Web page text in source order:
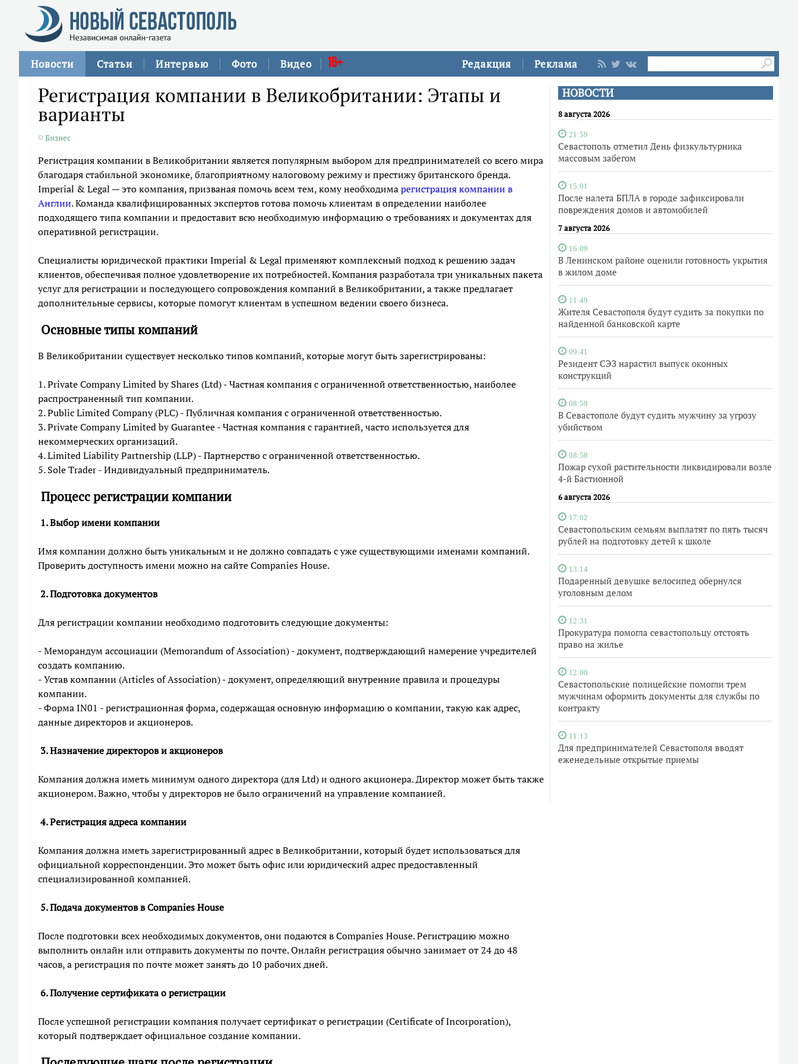
Редакция Реклама
Новости Статьи Интервью Фото Видео 16+
НОВОСТИ
8 августа 2026
21:59
Севастополь отметил День физкультурника
массовым забегом
15:01
После налета БПЛА в городе зафиксировали
повреждения домов и автомобилей
7 августа 2026
16:09
В Ленинском районе оценили готовность укрытия
в жилом доме
11:49
Жителя Севастополя будут судить за покупки по
найденной банковской карте
09:41
Резидент СЭЗ нарастил выпуск оконных
конструкций
08:59
В Севастополе будут судить мужчину за угрозу
убийством
08:58
Пожар сухой растительности ликвидировали возле
4-й Бастионной
6 августа 2026
17:02
Севастопольским семьям выплатят по пять тысяч
рублей на подготовку детей к школе
13:14
Подаренный девушке велосипед обернулся
уголовным делом
12:31
Прокуратура помогла севастопольцу отстоять
право на жилье
12:00
Севастопольские полицейские помогли трем
мужчинам оформить документы для службы по
контракту
11:13
Для предпринимателей Севастополя вводят
еженедельные открытые приемы
Регистрация компании в Великобритании: Этапы и
варианты
Бизнес
Регистрация компании в Великобритании является популярным выбором для предпринимателей со всего мира
благодаря стабильной экономике, благоприятному налоговому режиму и престижу британского бренда.
Imperial & Legal — это компания, призваная помочь всем тем, кому необходимарегистрация компании в
Англии. Команда квалифицированных экспертов готова помочь клиентам в определении наиболее
подходящего типа компании и предоставит всю необходимую информацию о требованиях и документах для
оперативной регистрации.
Специалисты юридической практики Imperial & Legal применяют комплексный подход к решению задач
клиентов, обеспечивая полное удовлетворение их потребностей. Компания разработала три уникальных пакета
услуг для регистрации и последующего сопровождения компаний в Великобритании, а также предлагает
дополнительные сервисы, которые помогут клиентам в успешном ведении своего бизнеса.
Основные типы компаний
В Великобритании существует несколько типов компаний, которые могут быть зарегистрированы:
1. Private Company Limited by Shares (Ltd) - Частная компания с ограниченной ответственностью, наиболее
распространенный тип компании.
2. Public Limited Company (PLC) - Публичная компания с ограниченной ответственностью.
3. Private Company Limited by Guarantee - Частная компания с гарантией, часто используется для
некоммерческих организаций.
4. Limited Liability Partnership (LLP) - Партнерство с ограниченной ответственностью.
5. Sole Trader - Индивидуальный предприниматель.
Процесс регистрации компании
1. Выбор имени компании
Имя компании должно быть уникальным и не должно совпадать с уже существующими именами компаний.
Проверить доступность имени можно на сайте Companies House.
2. Подготовка документов
Для регистрации компании необходимо подготовить следующие документы:
- Меморандум ассоциации (Memorandum of Association) - документ, подтверждающий намерение учредителей
создать компанию.
- Устав компании (Articles of Association) - документ, определяющий внутренние правила и процедуры
компании.
- Форма IN01 - регистрационная форма, содержащая основную информацию о компании, такую как адрес,
данные директоров и акционеров.
3. Назначение директоров и акционеров
Компания должна иметь минимум одного директора (для Ltd) и одного акционера. Директор может быть также
акционером. Важно, чтобы у директоров не было ограничений на управление компанией.
4. Регистрация адреса компании
Компания должна иметь зарегистрированный адрес в Великобритании, который будет использоваться для
официальной корреспонденции. Это может быть офис или юридический адрес предоставленный
специализированной компанией.
5. Подача документов в Companies House
После подготовки всех необходимых документов, они подаются в Companies House. Регистрацию можно
выполнить онлайн или отправить документы по почте. Онлайн регистрация обычно занимает от 24 до 48
часов, а регистрация по почте может занять до 10 рабочих дней.
6. Получение сертификата о регистрации
После успешной регистрации компания получает сертификат о регистрации (Certificate of Incorporation),
который подтверждает официальное создание компании.